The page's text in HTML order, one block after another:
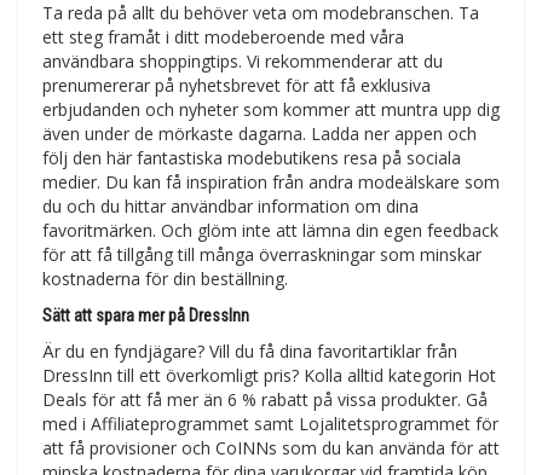
Ta reda på allt du behöver veta om modebranschen. Ta
ett steg framåt i ditt modeberoende med våra
användbara shoppingtips. Vi rekommenderar att du
prenumererar på nyhetsbrevet för att få exklusiva
erbjudanden och nyheter som kommer att muntra upp dig
även under de mörkaste dagarna. Ladda ner appen och
följ den här fantastiska modebutikens resa på sociala
medier. Du kan få inspiration från andra modeälskare som
du och du hittar användbar information om dina
favoritmärken. Och glöm inte att lämna din egen feedback
för att få tillgång till många överraskningar som minskar
kostnaderna för din beställning.
Sätt att spara mer på DressInn
Är du en fyndjägare? Vill du få dina favoritartiklar från
DressInn till ett överkomligt pris? Kolla alltid kategorin Hot
Deals för att få mer än 6 % rabatt på vissa produkter. Gå
med i Affiliateprogrammet samt Lojalitetsprogrammet för
att få provisioner och CoINNs som du kan använda för att